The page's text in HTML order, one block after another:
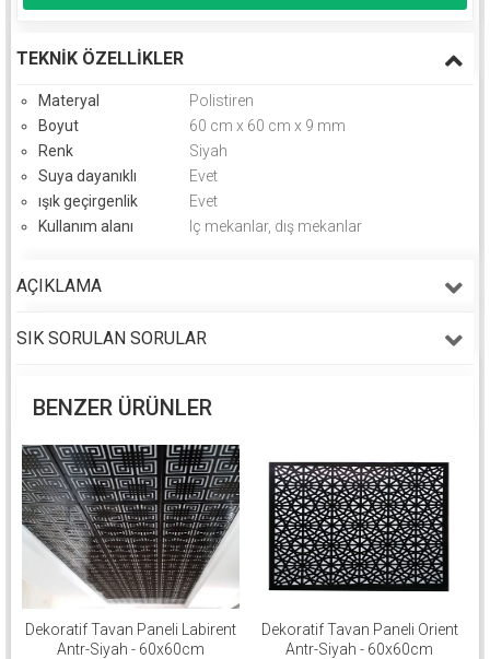
TEKNIK ÖZELLIKLER
Materyal
Polistiren
Boyut
60 cm x 60 cm x 9 mm
Renk
Siyah
Suya dayanıklı
Evet
ışık geçirgenlik
Evet
Kullanım alanı
Iç mekanlar, dış mekanlar
AÇIKLAMA
SIK SORULAN SORULAR
BENZER ÜRÜNLER
Dekoratif Tavan Paneli Labirent
Antr-Siyah - 60x60cm
Dekoratif Tavan Paneli Orient
Antr-Siyah - 60x60cm